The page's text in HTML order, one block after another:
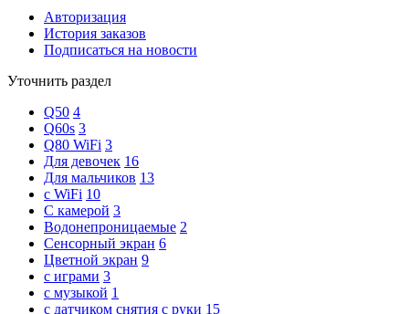
Авторизация
История заказов
Подписаться на новости
Уточнить раздел
Q50 4
Q60s 3
Q80 WiFi 3
Для девочек 16
Для мальчиков 13
с WiFi 10
С камерой 3
Водонепроницаемые 2
Сенсорный экран 6
Цветной экран 9
с играми 3
с музыкой 1
с датчиком снятия с руки 15